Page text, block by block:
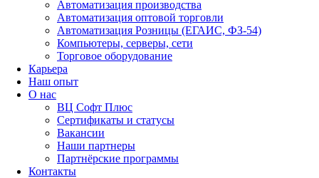
Автоматизация производства
Автоматизация оптовой торговли
Автоматизация Розницы (ЕГАИС, ФЗ-54)
Компьютеры, серверы, сети
Торговое оборудование
Карьера
Наш опыт
О нас
ВЦ Софт Плюс
Сертификаты и статусы
Вакансии
Наши партнеры
Партнёрские программы
Контакты